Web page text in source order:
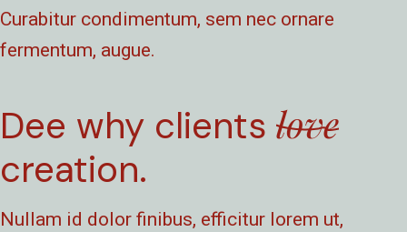
Curabitur condimentum, sem nec ornare
fermentum, augue.
Dee why clients love
creation.
Nullam id dolor finibus, efficitur lorem ut,